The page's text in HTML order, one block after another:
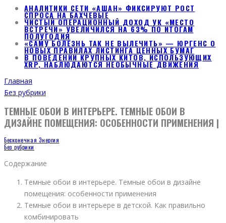
АНАЛИТИКИ СЕТИ «АШАН» ФИКСИРУЮТ РОСТ
СПРОСА НА БАХЧЕВЫЕ
ЧИСТЫЙ ОПЕРАЦИОННЫЙ ДОХОД УК «МЕСТО
ВСТРЕЧИ» УВЕЛИЧИЛСЯ НА 63% ПО ИТОГАМ
ПОЛУГОДИЯ
«САМУ БОЛЕЗНЬ ТАК НЕ ВЫЛЕЧИТЬ» — ЮРГЕНС О
НОВЫХ ПРАВИЛАХ ЛИСТИНГА ЦЕННЫХ БУМАГ
В ПОВЕДЕНИИ КРУПНЫХ КИТОВ, ИСПОЛЬЗУЮЩИХ
XRP, НАБЛЮДАЮТСЯ НЕОБЫЧНЫЕ ДВИЖЕНИЯ
Главная
Без рубрики
ТЕМНЫЕ ОБОИ В ИНТЕРЬЕРЕ. ТЕМНЫЕ ОБОИ В
ДИЗАЙНЕ ПОМЕЩЕНИЯ: ОСОБЕННОСТИ ПРИМЕНЕНИЯ |
Бесконечная Энергия
Без рубрики
Содержание
Темные обои в интерьере. Темные обои в дизайне
помещения: особенности применения
Темные обои в интерьере в детской. Как правильно
комбинировать